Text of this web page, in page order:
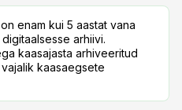
enam kui 5 aastat vana
arhiivi.
kaasajasta arhiveeritud
kaasaegsete